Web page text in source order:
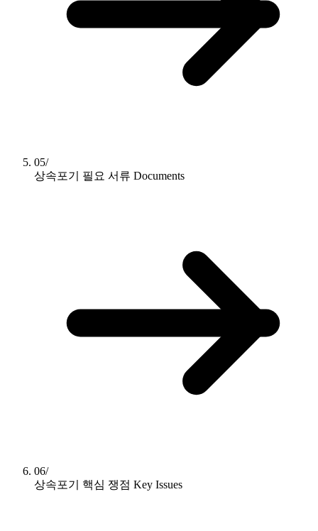
05/
상속포기 필요 서류 Documents
06/
상속포기 핵심 쟁점 Key Issues